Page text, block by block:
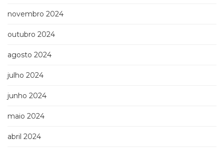
novembro 2024
outubro 2024
agosto 2024
julho 2024
junho 2024
maio 2024
abril 2024